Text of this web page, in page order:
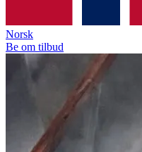
Norsk
Be om tilbud